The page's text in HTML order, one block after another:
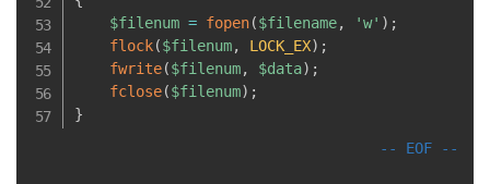
$filenum = fopen($filename, 'w' ) ;
flock($filenum, LOCK_EX) ;
fwrite($filenum, $data) ;
fclose($filenum) ;
}